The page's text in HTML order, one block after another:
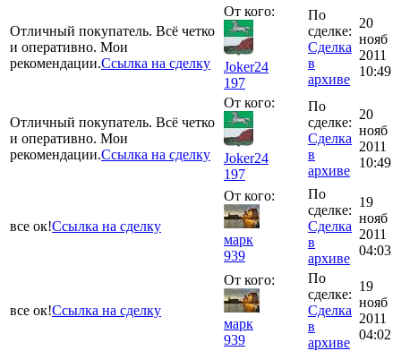
Отличный покупатель. Всё четко
и оперативно. Мои
рекомендации.Ссылка на сделку
От кого:
Joker24
197
По
сделке:
Сделка
в
архиве
20
нояб
2011
10:49
Отличный покупатель. Всё четко
и оперативно. Мои
рекомендации.Ссылка на сделку
От кого:
Joker24
197
По
сделке:
Сделка
в
архиве
20
нояб
2011
10:49
все ок!Ссылка на сделку
От кого:
марк
939
По
сделке:
Сделка
в
архиве
19
нояб
2011
04:03
все ок!Ссылка на сделку
От кого:
марк
939
По
сделке:
Сделка
в
архиве
19
нояб
2011
04:02